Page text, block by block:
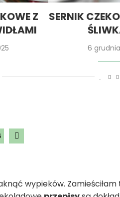
Z
SERNIK
6
wypieków. Zamieściłam